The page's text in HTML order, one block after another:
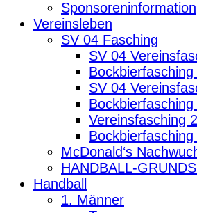
Sponsoreninformation
Vereinsleben
SV 04 Fasching
SV 04
SV 04
Vereinsfasching
McDonald‘s
HANDBALL-
Handball
1. Männer